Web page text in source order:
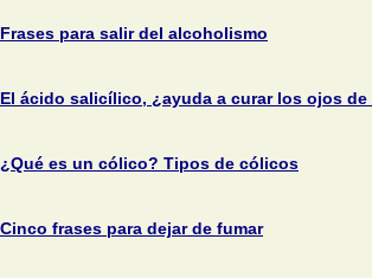
Frases para salir del alcoholismo
El ácido salicílico, ¿ayuda a curar los ojos de
¿Qué es un cólico? Tipos de cólicos
Cinco frases para dejar de fumar